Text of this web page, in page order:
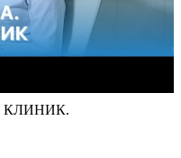
КЛИНИК.